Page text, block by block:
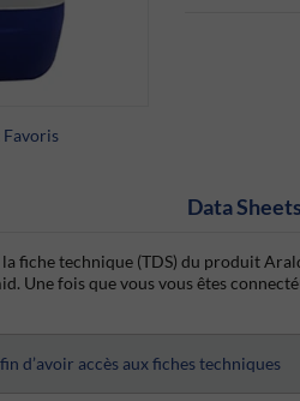
Data Sheets
fiche technique (TDS) du produit
Une fois que vous vous êtes
d’avoir accès aux fiches techniques